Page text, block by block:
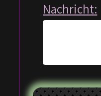
Nachricht: